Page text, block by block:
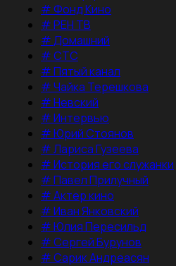
#Фонд Кино
#РЕН ТВ
#Домашний
#СТС
#Пятый канал
#Чайка Терешкова
#Невский
#Интервью
#Юрий Стоянов
#Лариса Гузеева
#История его служанки
#Павел Прилучный
#Актер кино
#Иван Янковский
#Юлия Пересильд
#Сергей Бурунов
#Сарик Андреасян